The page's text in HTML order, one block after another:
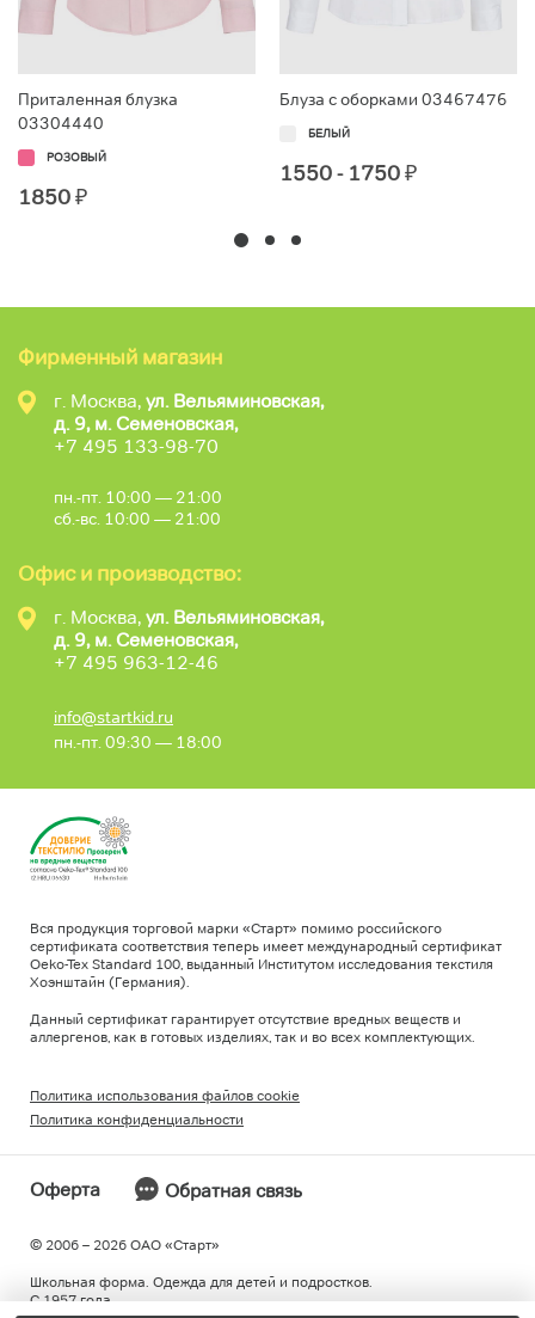
Приталенная блузка
03304440
РОЗОВЫЙ
1850₽
Блуза с оборками 03467476
БЕЛЫЙ
1550 - 1750₽
Фирменный магазин
г. Москва, ул. Вельяминовская,
д. 9, м. Семеновская,
+7 495 133-98-70
пн.-пт. 10:00 — 21:00
сб.-вс. 10:00 — 21:00
Офис и производство:
г. Москва, ул. Вельяминовская,
д. 9, м. Семеновская,
+7 495 963-12-46
info@startkid.ru
пн.-пт. 09:30 — 18:00
© 2006 – 2026 ОAO «Старт»
Школьная форма. Одежда для детей и подростков.
С 1957 года.
Оферта Обратная связь
Вся продукция торговой марки «Старт» помимо российского
сертификата соответствия теперь имеет международный сертификат
Oeko-Tex Standard 100, выданный Институтом исследования текстиля
Хоэнштайн (Германия).
Данный сертификат гарантирует отсутствие вредных веществ и
аллергенов, как в готовых изделиях, так и во всех комплектующих.
Политика использования файлов cookie
Политика конфиденциальности